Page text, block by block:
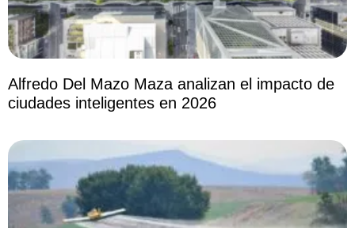
Alfredo Del Mazo Maza analizan el impacto de
ciudades inteligentes en 2026